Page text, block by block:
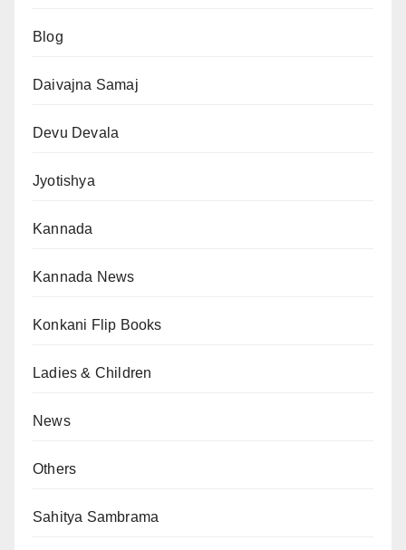
Blog
Daivajna Samaj
Devu Devala
Jyotishya
Kannada
Kannada News
Konkani Flip Books
Ladies & Children
News
Others
Sahitya Sambrama